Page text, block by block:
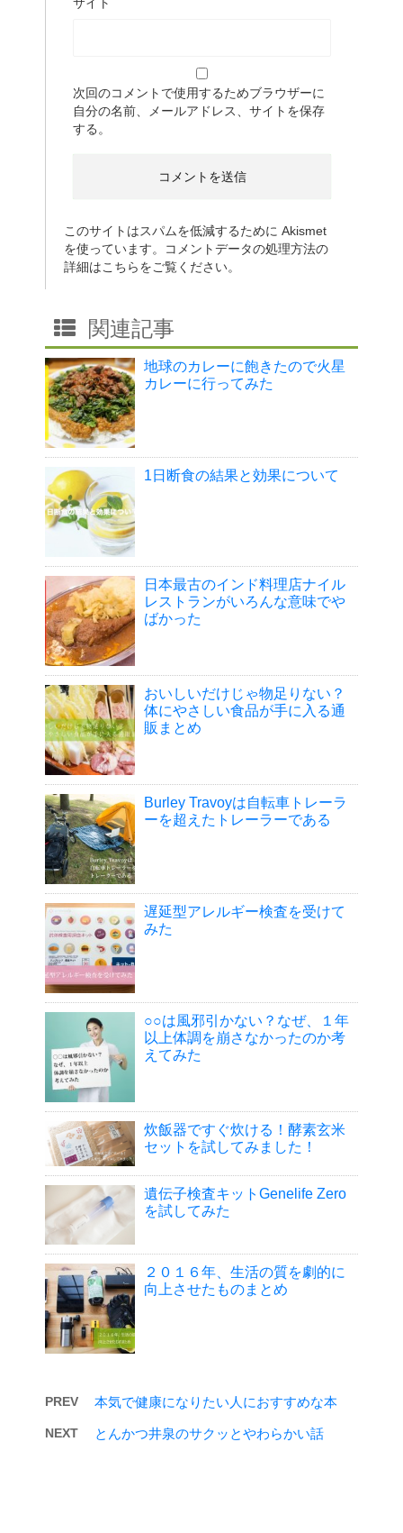
サイト
次回のコメントで使用するためブラウザーに
自分の名前、メールアドレス、サイトを保存
する。
このサイトはスパムを低減するために Akismet
を使っています。
コメントデータの処理方法の
詳細はこちらをご覧ください。
関連記事
地球のカレーに飽きたので火星
カレーに行ってみた
1日断食の結果と効果について
日本最古のインド料理店ナイル
レストランがいろんな意味でや
ばかった
おいしいだけじゃ物足りない？
体にやさしい食品が手に入る通
販まとめ
Burley Travoyは自転車トレーラ
ーを超えたトレーラーである
遅延型アレルギー検査を受けて
みた
○○は風邪引かない？なぜ、１年
以上体調を崩さなかったのか考
えてみた
炊飯器ですぐ炊ける！酵素玄米
セットを試してみました！
遺伝子検査キットGenelife Zero
を試してみた
２０１６年、生活の質を劇的に
向上させたものまとめ
PREV 本気で健康になりたい人におすすめな本
NEXT とんかつ井泉のサクッとやわらかい話